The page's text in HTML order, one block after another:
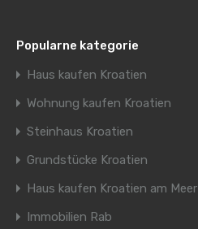
Popularne kategorie
Haus kaufen Kroatien
Wohnung kaufen Kroatien
Steinhaus Kroatien
Grundstücke Kroatien
Haus kaufen Kroatien am Meer
Immobilien Rab